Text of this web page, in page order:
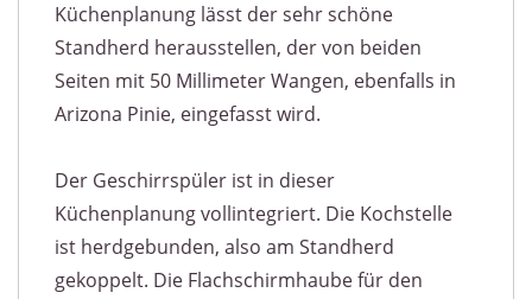
Küchenplanung lässt der sehr schöne
Standherd herausstellen, der von beiden
Seiten mit 50 Millimeter Wangen, ebenfalls in
Arizona Pinie, eingefasst wird.
Der Geschirrspüler ist in dieser
Küchenplanung vollintegriert. Die Kochstelle
ist herdgebunden, also am Standherd
gekoppelt. Die Flachschirmhaube für den